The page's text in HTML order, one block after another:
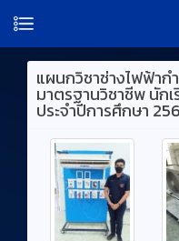
แผนกวิชาช่างไฟฟ้า
มาตรฐานวิชาชีพ นัก
ประจำปีการศึกษา